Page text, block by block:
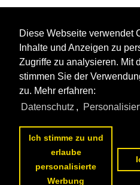
Diese Webseite verwendet
Inhalte und Anzeigen zu
Zugriffe zu analysieren. Mit
stimmen Sie der
zu. Mehr erfahren:
Datenschutz ,
Ich stimme zu und
erlaube
personalisierte
Werbung